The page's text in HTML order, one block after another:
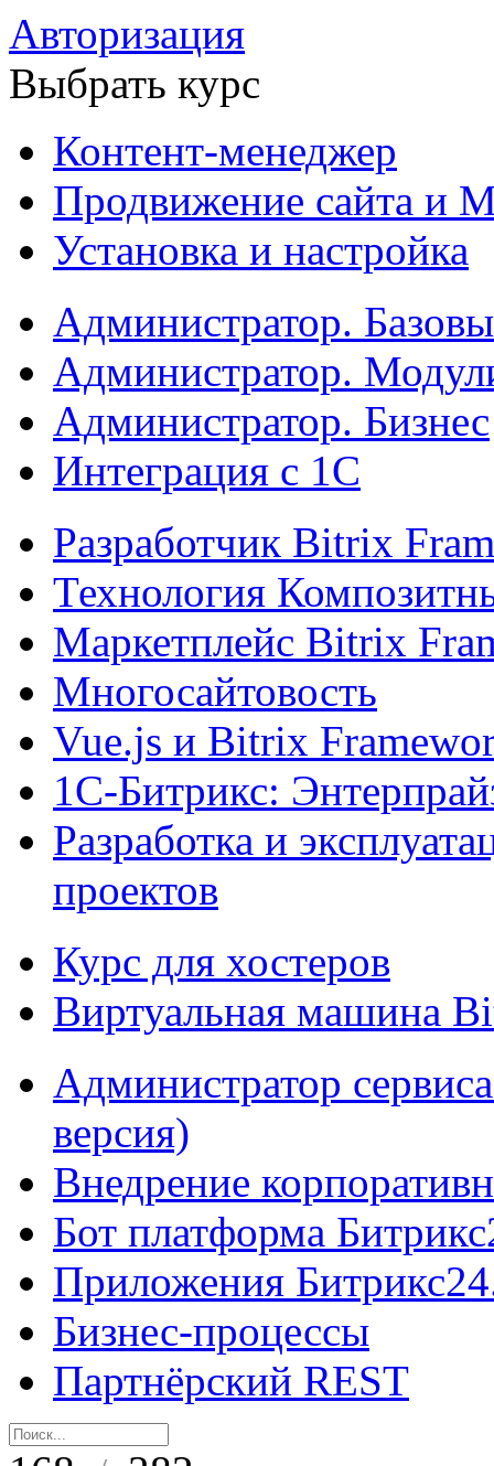
Авторизация
Выбрать курс
Контент-менеджер
Продвижение сайта и
Установка и настройка
Администратор.
Администратор.
Администратор. Бизнес
Интеграция с 1С
Разработчик Bitrix
Технология
Маркетплейс Bitrix
Многосайтовость
Vue.js и Bitrix
1С-Битрикс:
Разработка и
проектов
Курс для хостеров
Виртуальная машина
Администратор
версия)
Внедрение
Бот платформа
Приложения
Бизнес-процессы
Партнёрский REST